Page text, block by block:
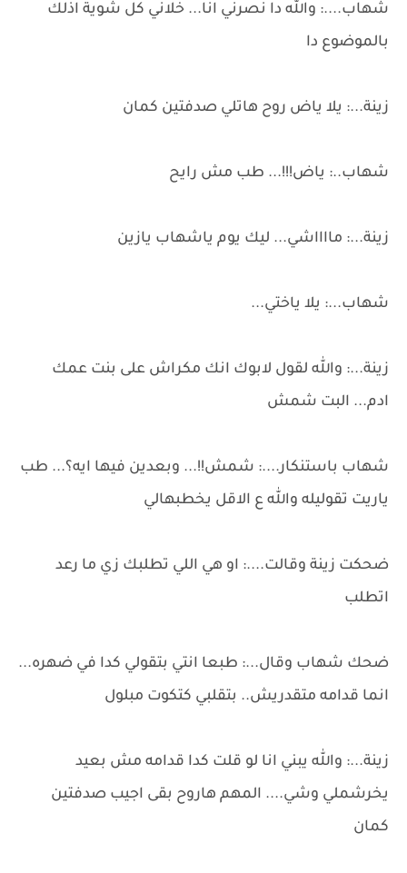
شهاب....: والله دا نصرني انا... خلاني كل شوية اذلك
بالموضوع دا
زينة...: يلا ياض روح هاتلي صدفتين كمان
شهاب..: ياض!!!... طب مش رايح
زينة...: مااااشي... ليك يوم ياشهاب يازين
شهاب...: يلا ياختي...
زينة...: والله لقول لابوك انك مكراش على بنت عمك
ادم... البت شمش
شهاب باستنكار....: شمش!!... وبعدين فيها ايه؟... طب
ياريت تقوليله والله ع الاقل يخطبهالي
ضحكت زينة وقالت....: او هي اللي تطلبك زي ما رعد
اتطلب
ضحك شهاب وقال...: طبعا انتي بتقولي كدا في ضهره...
انما قدامه متقدريش.. بتقلبي كتكوت مبلول
زينة...: والله يبني انا لو قلت كدا قدامه مش بعيد
يخرشملي وشي.... المهم هاروح بقى اجيب صدفتين
كمان